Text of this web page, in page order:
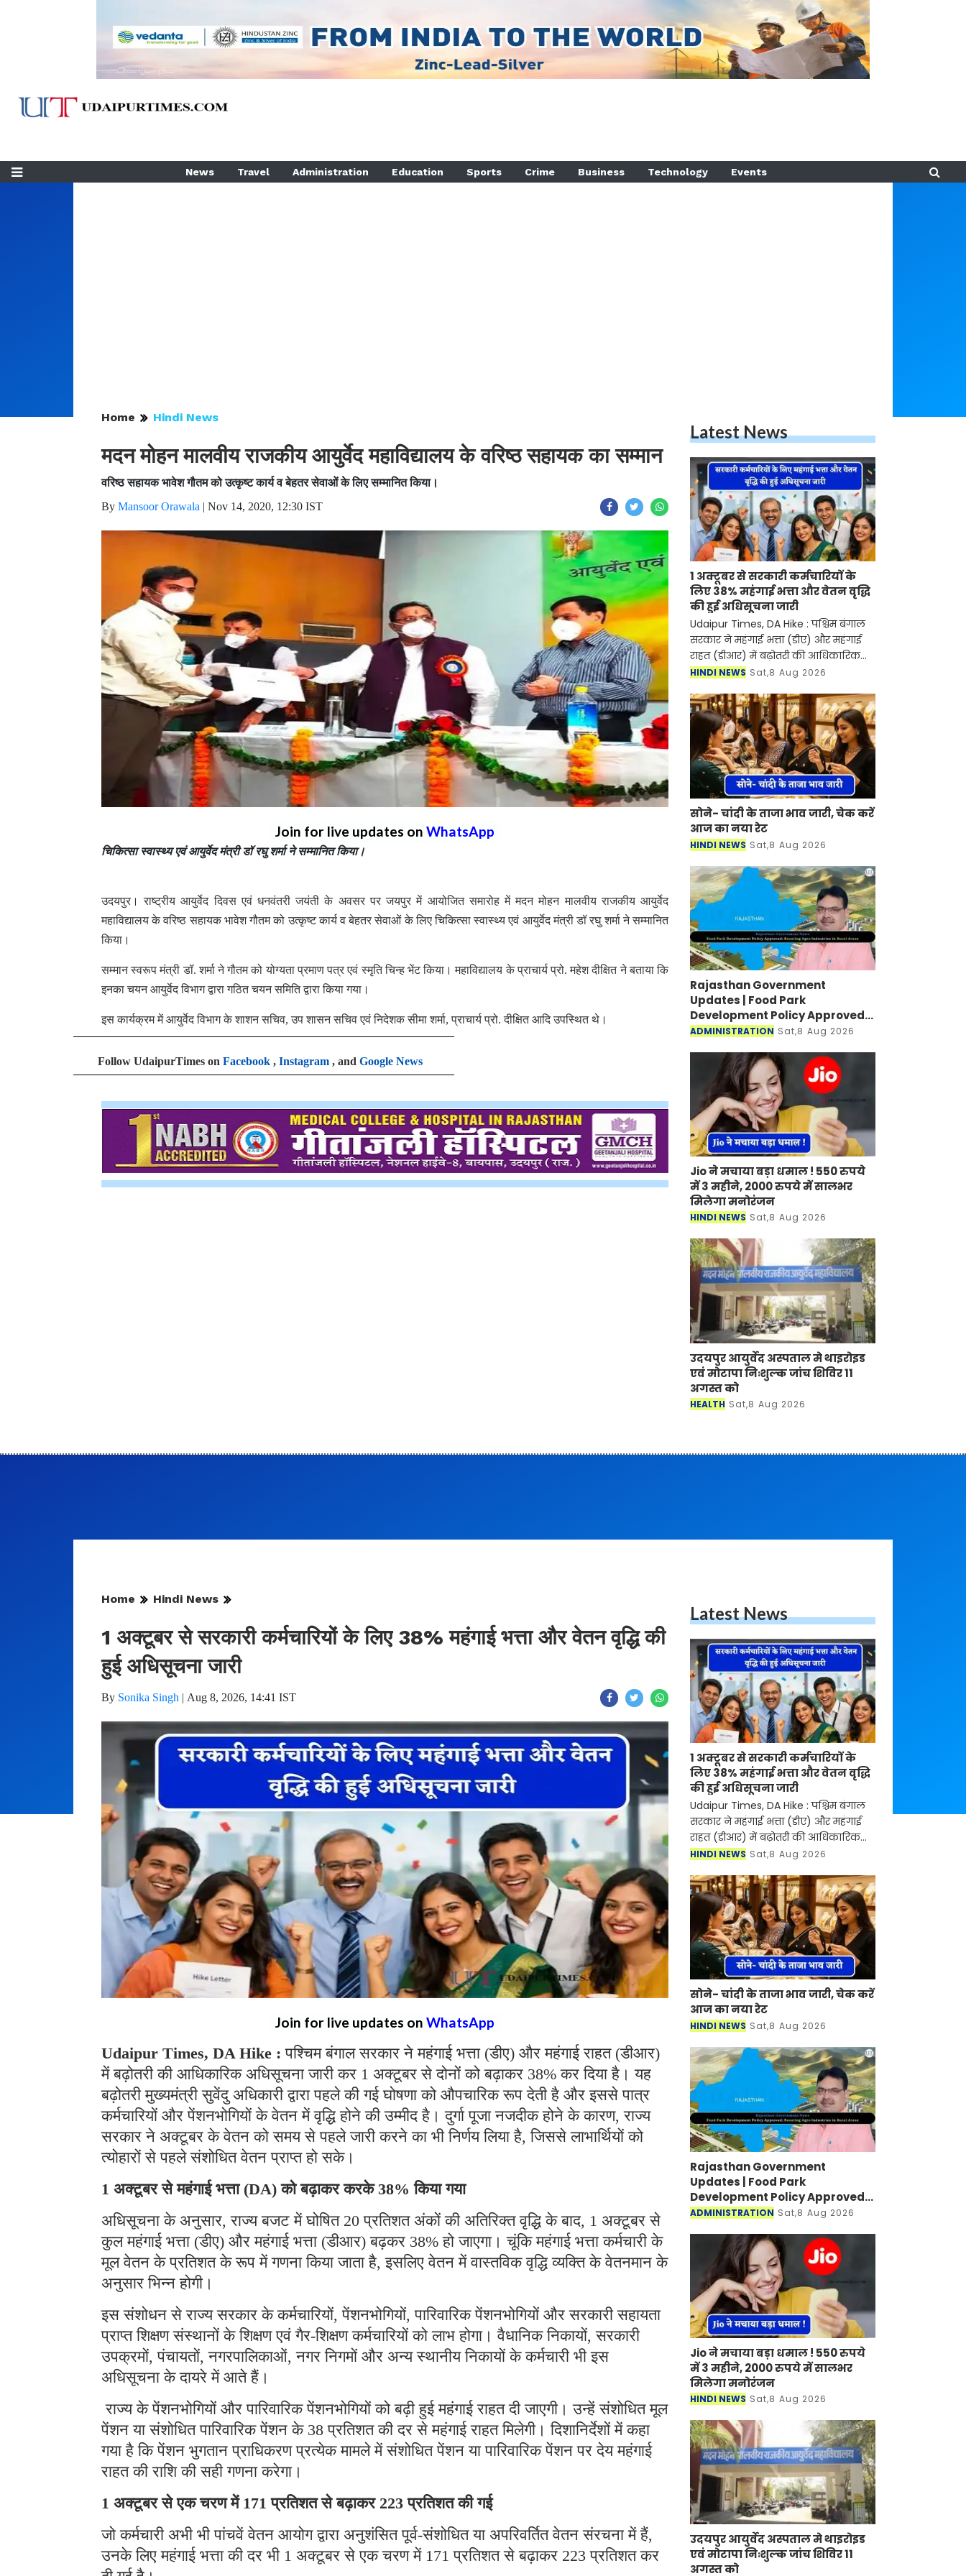
News Travel Administration Education Sports Crime Business Technology Events
Home Hindi News
मदन मोहन मालवीय राजकीय आयुर्वेद महाविद्यालय के वरिष्ठ सहायक का सम्मान
वरिष्ठ सहायक भावेश गौतम को उत्कृष्ट कार्य व बेहतर सेवाओं के लिए सम्मानित किया।
By Mansoor Orawala | Nov 14, 2020, 12:30 IST
Join for live updates on WhatsApp
चिकित्सा स्वास्थ्य एवं आयुर्वेद मंत्री डॉ रघु शर्मा ने सम्मानित किया।
उदयपुर। राष्ट्रीय आयुर्वेद दिवस एवं धनवंतरी जयंती के अवसर पर जयपुर में आयोजित समारोह में मदन मोहन मालवीय राजकीय आयुर्वेद
महाविद्यालय के वरिष्ठ सहायक भावेश गौतम को उत्कृष्ट कार्य व बेहतर सेवाओं के लिए चिकित्सा स्वास्थ्य एवं आयुर्वेद मंत्री डॉ रघु शर्मा ने सम्मानित
किया।
सम्मान स्वरूप मंत्री डॉ. शर्मा ने गौतम को योग्यता प्रमाण पत्र एवं स्मृति चिन्ह भेंट किया। महाविद्यालय के प्राचार्य प्रो. महेश दीक्षित ने बताया कि
इनका चयन आयुर्वेद विभाग द्वारा गठित चयन समिति द्वारा किया गया।
इस कार्यक्रम में आयुर्वेद विभाग के शाशन सचिव, उप शासन सचिव एवं निदेशक सीमा शर्मा, प्राचार्य प्रो. दीक्षित आदि उपस्थित थे।
Follow UdaipurTimes on Facebook , Instagram , and Google News
Latest News
1 अक्टूबर से सरकारी कर्मचारियों के
लिए 38% महंगाई भत्ता और वेतन वृद्धि
की हुई अधिसूचना जारी
Udaipur Times, DA Hike : पश्चिम बंगाल
सरकार ने महंगाई भत्ता (डीए) और महंगाई
राहत (डीआर) में बढ़ोतरी की आधिकारिक
अधिसूचना जारी कर 1 अक्टूबर से दोनों को
मुख्यमंत्री सु
HINDI NEWS Sat,8 Aug 2026
सोने- चांदी के ताजा भाव जारी, चेक करें
आज का नया रेट
HINDI NEWS Sat,8 Aug 2026
Rajasthan Government
Updates | Food Park
Development Policy Approved;
Boosting Agro Industries in
ADMINISTRATION Sat,8 Aug 2026
Jio ने मचाया बड़ा धमाल ! 550 रुपये
में 3 महीने, 2000 रुपये में सालभर
मिलेगा मनोरंजन
HINDI NEWS Sat,8 Aug 2026
उदयपुर आयुर्वेद अस्पताल मे थाइरोइड
एवं मोटापा निःशुल्क जांच शिविर 11
अगस्त को
HEALTH Sat,8 Aug 2026
Home Hindi News
1 अक्टूबर से सरकारी कर्मचारियों के लिए 38% महंगाई भत्ता और वेतन वृद्धि की
हुई अधिसूचना जारी
By Sonika Singh | Aug 8, 2026, 14:41 IST
Join for live updates on WhatsApp
Udaipur Times, DA Hike : पश्चिम बंगाल सरकार ने महंगाई भत्ता (डीए) और महंगाई राहत (डीआर)
में बढ़ोतरी की आधिकारिक अधिसूचना जारी कर 1 अक्टूबर से दोनों को बढ़ाकर 38% कर दिया है। यह
बढ़ोतरी मुख्यमंत्री सुवेंदु अधिकारी द्वारा पहले की गई घोषणा को औपचारिक रूप देती है और इससे पात्र
कर्मचारियों और पेंशनभोगियों के वेतन में वृद्धि होने की उम्मीद है। दुर्गा पूजा नजदीक होने के कारण, राज्य
सरकार ने अक्टूबर के वेतन को समय से पहले जारी करने का भी निर्णय लिया है, जिससे लाभार्थियों को
त्योहारों से पहले संशोधित वेतन प्राप्त हो सके।
1 अक्टूबर से महंगाई भत्ता (DA) को बढ़ाकर करके 38% किया गया
अधिसूचना के अनुसार, राज्य बजट में घोषित 20 प्रतिशत अंकों की अतिरिक्त वृद्धि के बाद, 1 अक्टूबर से
कुल महंगाई भत्ता (डीए) और महंगाई भत्ता (डीआर) बढ़कर 38% हो जाएगा। चूंकि महंगाई भत्ता कर्मचारी के
मूल वेतन के प्रतिशत के रूप में गणना किया जाता है, इसलिए वेतन में वास्तविक वृद्धि व्यक्ति के वेतनमान के
अनुसार भिन्न होगी।
इस संशोधन से राज्य सरकार के कर्मचारियों, पेंशनभोगियों, पारिवारिक पेंशनभोगियों और सरकारी सहायता
प्राप्त शिक्षण संस्थानों के शिक्षण एवं गैर-शिक्षण कर्मचारियों को लाभ होगा। वैधानिक निकायों, सरकारी
उपक्रमों, पंचायतों, नगरपालिकाओं, नगर निगमों और अन्य स्थानीय निकायों के कर्मचारी भी इस
अधिसूचना के दायरे में आते हैं।
राज्य के पेंशनभोगियों और पारिवारिक पेंशनभोगियों को बढ़ी हुई महंगाई राहत दी जाएगी। उन्हें संशोधित मूल
पेंशन या संशोधित पारिवारिक पेंशन के 38 प्रतिशत की दर से महंगाई राहत मिलेगी। दिशानिर्देशों में कहा
गया है कि पेंशन भुगतान प्राधिकरण प्रत्येक मामले में संशोधित पेंशन या पारिवारिक पेंशन पर देय महंगाई
राहत की राशि की सही गणना करेगा।
1 अक्टूबर से एक चरण में 171 प्रतिशत से बढ़ाकर 223 प्रतिशत की गई
जो कर्मचारी अभी भी पांचवें वेतन आयोग द्वारा अनुशंसित पूर्व-संशोधित या अपरिवर्तित वेतन संरचना में हैं,
उनके लिए महंगाई भत्ता की दर भी 1 अक्टूबर से एक चरण में 171 प्रतिशत से बढ़ाकर 223 प्रतिशत कर
Latest News
1 अक्टूबर से सरकारी कर्मचारियों के
लिए 38% महंगाई भत्ता और वेतन वृद्धि
की हुई अधिसूचना जारी
Udaipur Times, DA Hike : पश्चिम बंगाल
सरकार ने महंगाई भत्ता (डीए) और महंगाई
राहत (डीआर) में बढ़ोतरी की आधिकारिक
अधिसूचना जारी कर 1 अक्टूबर से दोनों को
मुख्यमंत्री सु
HINDI NEWS Sat,8 Aug 2026
सोने- चांदी के ताजा भाव जारी, चेक करें
आज का नया रेट
HINDI NEWS Sat,8 Aug 2026
Rajasthan Government
Updates | Food Park
Development Policy Approved;
Boosting Agro Industries in
ADMINISTRATION Sat,8 Aug 2026
Jio ने मचाया बड़ा धमाल ! 550 रुपये
में 3 महीने, 2000 रुपये में सालभर
मिलेगा मनोरंजन
HINDI NEWS Sat,8 Aug 2026
उदयपुर आयुर्वेद अस्पताल मे थाइरोइड
एवं मोटापा निःशुल्क जांच शिविर 11
अगस्त को